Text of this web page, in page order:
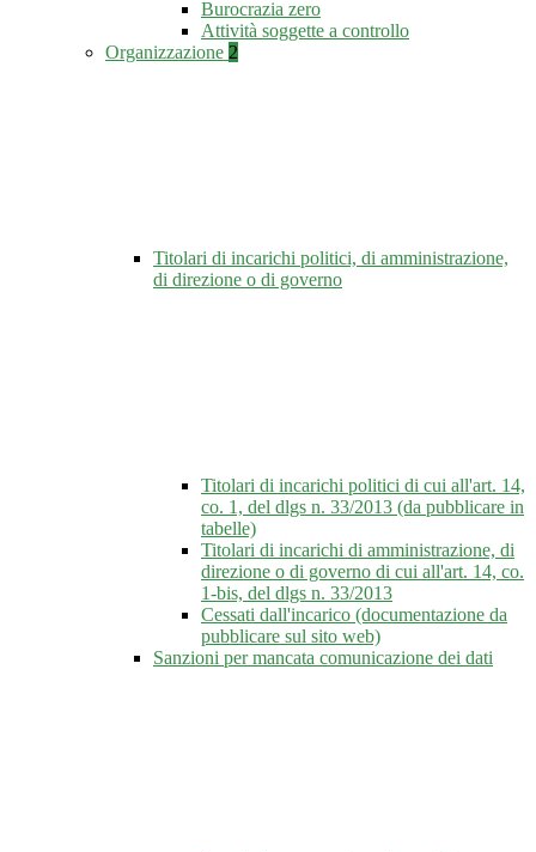
Burocrazia zero
Attività soggette a controllo
Organizzazione 2
Titolari di incarichi politici, di amministrazione,
di direzione o di governo
Titolari di incarichi politici di cui all'art. 14,
co. 1, del dlgs n. 33/2013 (da pubblicare in
tabelle)
Titolari di incarichi di amministrazione, di
direzione o di governo di cui all'art. 14, co.
1-bis, del dlgs n. 33/2013
Cessati dall'incarico (documentazione da
pubblicare sul sito web)
Sanzioni per mancata comunicazione dei dati